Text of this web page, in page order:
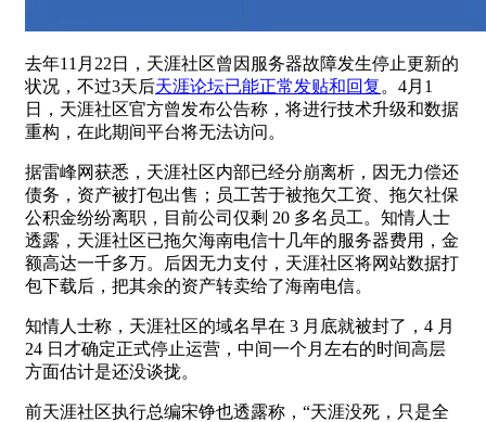
去年11月22日，天涯社区曾因服务器故障发生停止更新的
状况，不过3天后天涯论坛已能正常发贴和回复 。4月1
日，天涯社区官方曾发布公告称，将进行技术升级和数据
重构，在此期间平台将无法访问。
据雷峰网获悉，天涯社区内部已经分崩离析，因无力偿还
债务，资产被打包出售；员工苦于被拖欠工资、拖欠社保
公积金纷纷离职，目前公司仅剩 20 多名员工。知情人士
透露，天涯社区已拖欠海南电信十几年的服务器费用，金
额高达一千多万。后因无力支付，天涯社区将网站数据打
包下载后，把其余的资产转卖给了海南电信。
知情人士称，天涯社区的域名早在 3 月底就被封了，4 月
24 日才确定正式停止运营，中间一个月左右的时间高层
方面估计是还没谈拢。
前天涯社区执行总编宋铮也透露称，“天涯没死，只是全